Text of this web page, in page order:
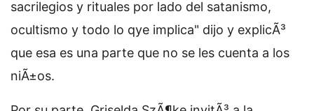
sacrilegios y rituales por lado del satanismo,
ocultismo y todo lo qye implica" dijo y explicÃ³
que esa es una parte que no se les cuenta a los
niÃ±os.